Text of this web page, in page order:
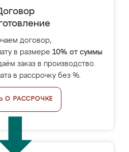
договор,
в размере 10% от суммы
заказ в производство.
в рассрочку без %.
О РАССРОЧКЕ